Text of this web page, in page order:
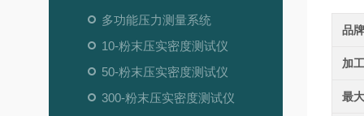
多功能压力测量系统
10-粉末压实密度测试仪
50-粉末压实密度测试仪
300-粉末压实密度测试仪
品
加
最